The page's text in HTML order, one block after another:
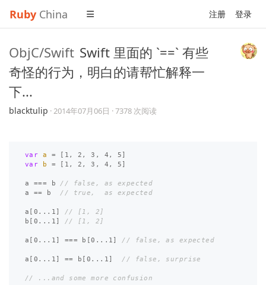
Ruby China 注册 登录
ObjC/Swift Swift 里面的 `==` 有些
奇怪的行为，明白的请帮忙解释一
下...
blacktulip ·2014年07月06日 · 7378 次阅读
var a = [ 1 , 2 , 3 , 4 , 5 ]
var
b = [ 1 , 2 , 3 , 4 , 5 ]
a === b
// false, as expected
a
== b // true,  as expected
a [ 0 ... 1 ]
// [1, 2]
b [ 0 ... 1 ] // [1, 2]
a [ 0 ... 1 ] === b [0 ... 1 ] // false, as expected
a [ 0 ... 1 ] == b [ 0 ... 1 ] // false, surprise
// ...and some more confusion